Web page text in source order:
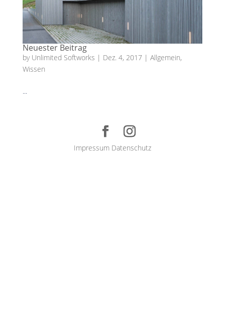
Neuester Beitrag
by Unlimited Softworks | Dez. 4, 2017| Allgemein,
Wissen
...
Impressum Datenschutz